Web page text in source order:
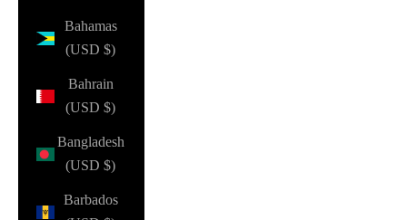
Bahamas
(USD $)
Bahrain
(USD $)
Bangladesh
(USD $)
Barbados